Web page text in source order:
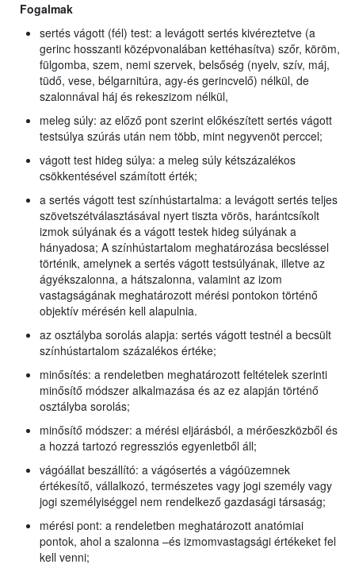
Fogalmak
sertés vágott (fél) test: a levágott sertés kivéreztetve (a
gerinc hosszanti középvonalában kettéhasítva) szőr, köröm,
fülgomba, szem, nemi szervek, belsőség (nyelv, szív, máj,
tüdő, vese, bélgarnitúra, agy-és gerincvelő) nélkül, de
szalonnával háj és rekeszizom nélkül,
meleg súly: az előző pont szerint előkészített sertés vágott
testsúlya szúrás után nem több, mint negyvenöt perccel;
vágott test hideg súlya: a meleg súly kétszázalékos
csökkentésével számított érték;
a sertés vágott test színhústartalma: a levágott sertés teljes
szövetszétválasztásával nyert tiszta vörös, harántcsíkolt
izmok súlyának és a vágott testek hideg súlyának a
hányadosa; A színhústartalom meghatározása becsléssel
történik, amelynek a sertés vágott testsúlyának, illetve az
ágyékszalonna, a hátszalonna, valamint az izom
vastagságának meghatározott mérési pontokon történő
objektív mérésén kell alapulnia.
az osztályba sorolás alapja: sertés vágott testnél a becsült
színhústartalom százalékos értéke;
minősítés: a rendeletben meghatározott feltételek szerinti
minősítő módszer alkalmazása és az ez alapján történő
osztályba sorolás;
minősítő módszer: a mérési eljárásból, a mérőeszközből és
a hozzá tartozó regressziós egyenletből áll;
vágóállat beszállító: a vágósertés a vágóüzemnek
értékesítő, vállalkozó, természetes vagy jogi személy vagy
jogi személyiséggel nem rendelkező gazdasági társaság;
mérési pont: a rendeletben meghatározott anatómiai
pontok, ahol a szalonna –és izmomvastagsági értékeket fel
kell venni;